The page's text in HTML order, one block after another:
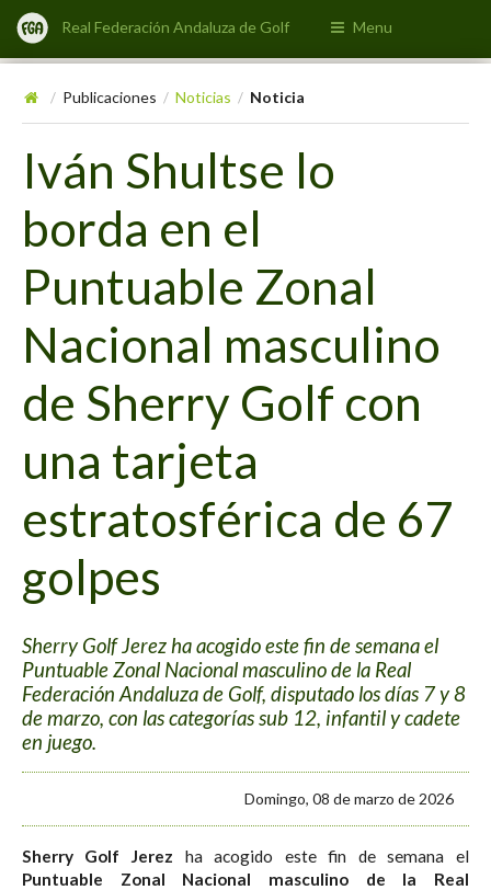
Real Federación Andaluza de Golf Menu
/ Publicaciones / Noticias / Noticia
Iván Shultse lo
borda en el
Puntuable Zonal
Nacional masculino
de Sherry Golf con
una tarjeta
estratosférica de 67
golpes
Sherry Golf Jerez ha acogido este fin de semana el
Puntuable Zonal Nacional masculino de la Real
Federación Andaluza de Golf, disputado los días 7 y 8
de marzo, con las categorías sub 12, infantil y cadete
en juego.
Domingo, 08 de marzo de 2026
Sherry Golf Jerez ha acogido este fin de semana el
Puntuable Zonal Nacional masculino de la Real